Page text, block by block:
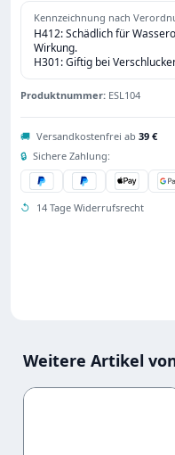
Kennzeichnung nach
H412: Schädlich für
Wirkung.
H301: Giftig bei
Produktnummer: ESL104
🚚 Versandkostenfrei ab 39 €
🔒 Sichere Zahlung:
↺ 14 Tage Widerrufsrecht
Weitere Artikel
Produktgalerie